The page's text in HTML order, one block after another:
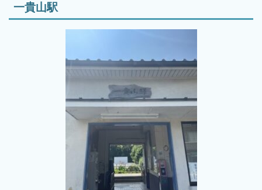
一貴山駅